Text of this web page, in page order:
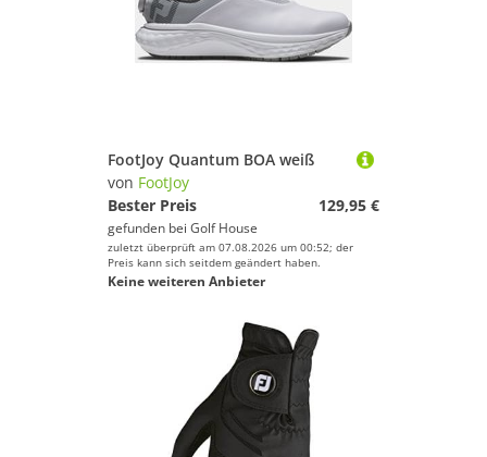
FootJoy Quantum BOA weiß
von FootJoy
Bester Preis
129,95 €
gefunden bei Golf House
zuletzt überprüft am 07.08.2026 um 00:52; der
Preis kann sich seitdem geändert haben.
Keine weiteren Anbieter